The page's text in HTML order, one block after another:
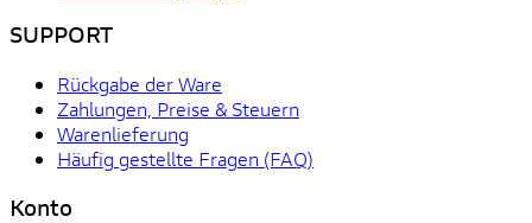
SUPPORT
Rückgabe der Ware
Zahlungen, Preise & Steuern
Warenlieferung
Häufig gestellte Fragen (FAQ)
Konto